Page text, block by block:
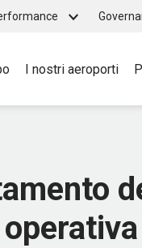
I nostri aeroporti